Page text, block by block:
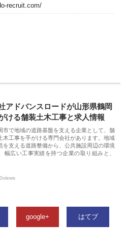
recruit.com/
アドバンスロードが山形県鶴岡
ける舗装土木工事と求人情報
市で地域の道路基盤を支える企業として、舗
木工事を手がける専門会社があります。地域
を支える道路整備から、公共施設周辺の環境
幅広い工事実績を持つ企業の取り組みと、
0views
google+ はてブ